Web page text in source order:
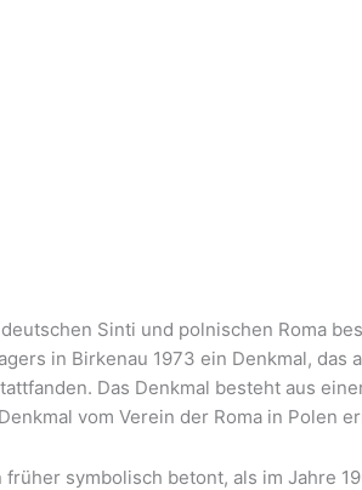
Sinti und polnischen Roma
in Birkenau 1973 ein Denkmal,
Das Denkmal besteht aus
vom Verein der Roma in Polen
symbolisch betont, als im Jahre